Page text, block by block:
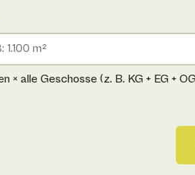
× alle Geschosse (z. B. KG + EG +